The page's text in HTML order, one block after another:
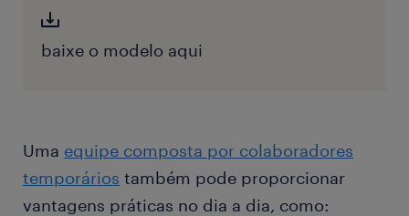
baixe o modelo aqui
Uma equipe composta por colaboradores
temporários também pode proporcionar
vantagens práticas no dia a dia, como: